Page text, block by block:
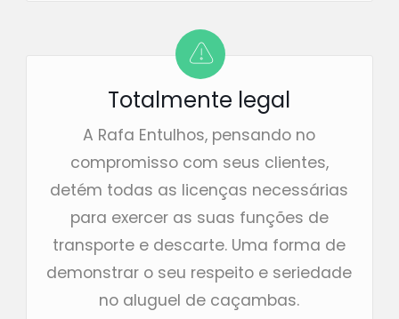
Totalmente legal
A Rafa Entulhos, pensando no
compromisso com seus clientes,
detém todas as licenças necessárias
para exercer as suas funções de
transporte e descarte. Uma forma de
demonstrar o seu respeito e seriedade
no aluguel de caçambas.